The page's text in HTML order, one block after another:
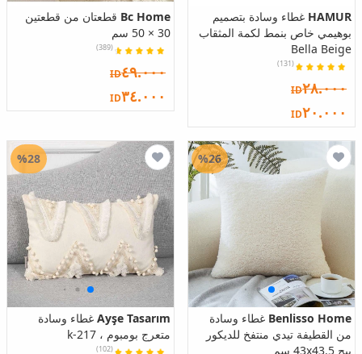
HAMUR غطاء وسادة بتصميم
بوهيمي خاص بنمط لكمة المثقاب
Bella Beige
(131)
ID٢٨.٠٠٠
ID٢٠.٠٠٠
Bc Home قطعتان من قطعتين
30 × 50 سم
(389)
ID٤٩.٠٠٠
ID٣٤.٠٠٠
Benlisso Home غطاء وسادة
من القطيفة تيدي منتفخ للديكور
بيج 43x43.5 سم
%26
Ayşe Tasarım غطاء وسادة
متعرج بومبوم ، k-217
(102)
%28